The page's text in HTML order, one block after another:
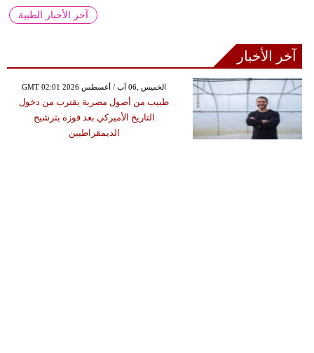
آخر الأخبار الطبية
آخر الأخبار
GMT 02:01 2026 الخميس ,06 آب / أغسطس
طبيب من أصول مصرية يقترب من دخول
التاريخ الأميركي بعد فوزه بترشيح
الديمقراطيين